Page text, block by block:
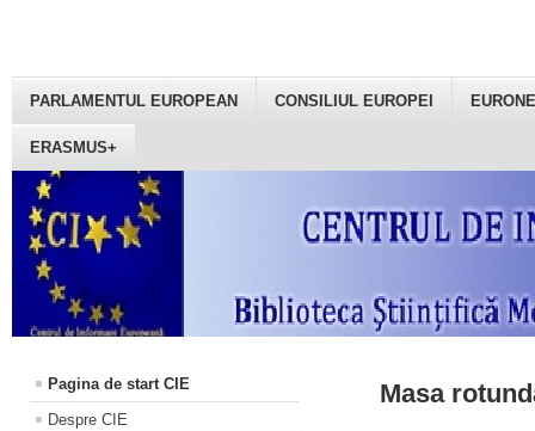
PARLAMENTUL EUROPEAN CONSILIUL EUROPEI
ERASMUS+
Pagina de start CIE
Despre CIE
Masa